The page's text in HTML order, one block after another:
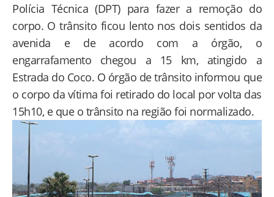
Polícia Técnica (DPT) para fazer a remoção do
corpo. O trânsito ficou lento nos dois sentidos da
avenida e de acordo com a órgão, o
engarrafamento chegou a 15 km, atingido a
Estrada do Coco. O órgão de trânsito informou que
o corpo da vítima foi retirado do local por volta das
15h10, e que o trânsito na região foi normalizado.